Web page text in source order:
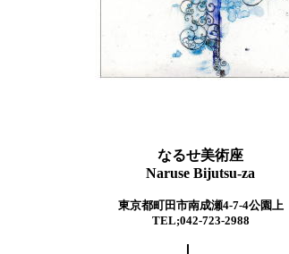
なるせ美術座
Naruse Bijutsu-za
東京都町田市南成瀬4-7-4公園上
TEL;042-723-2988